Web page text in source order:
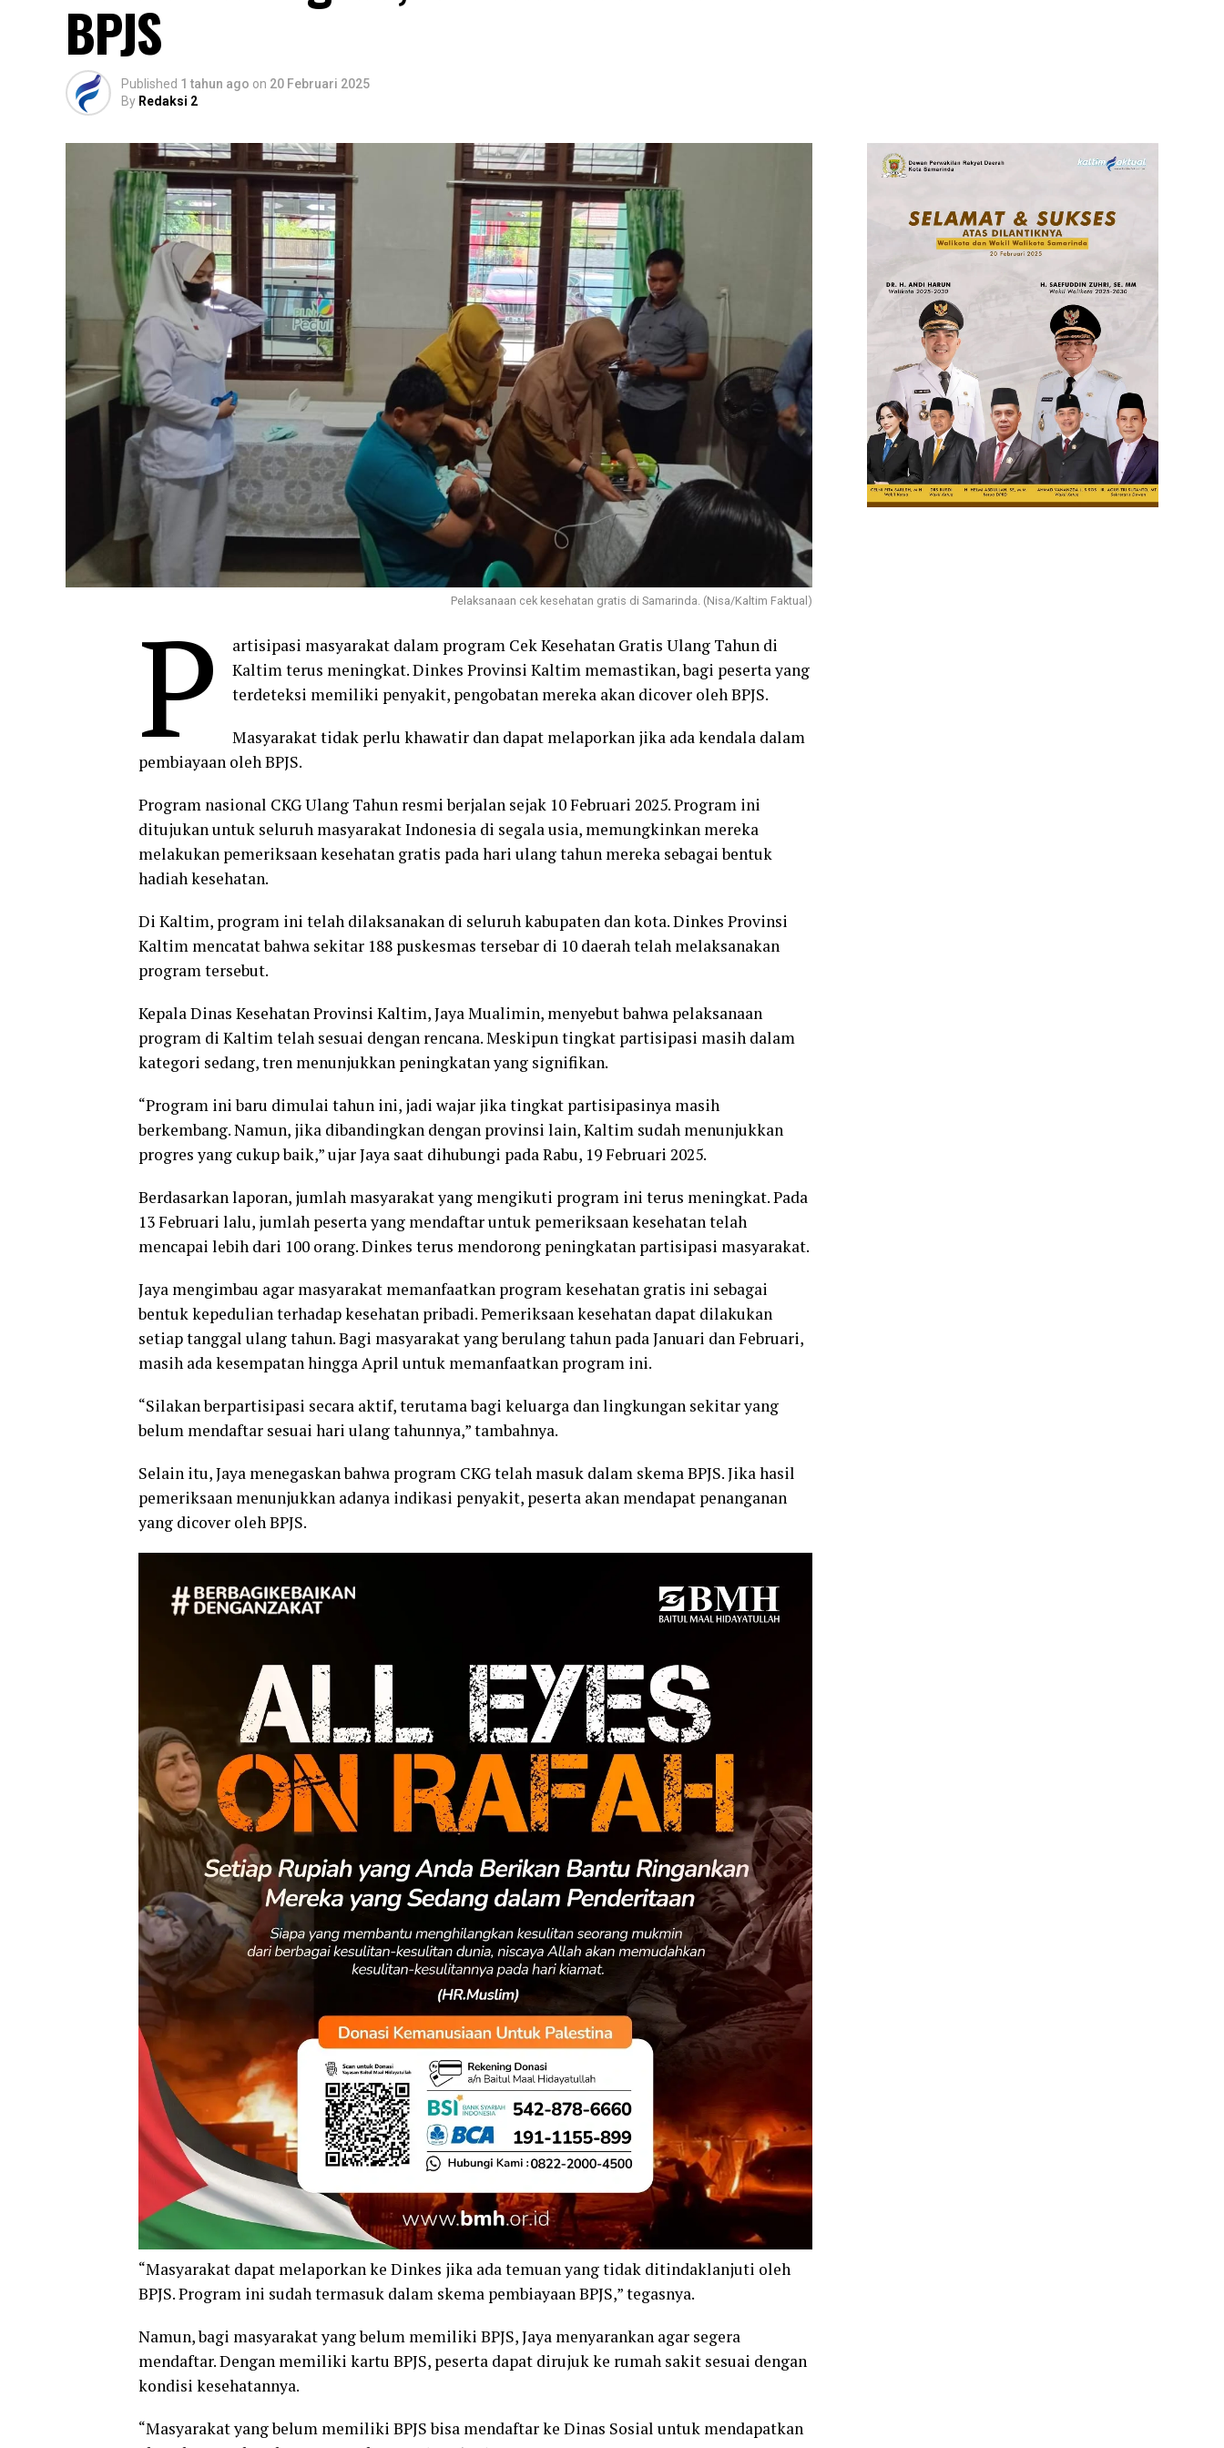
BPJS
Published 1 tahun ago on 20 Februari 2025
By Redaksi 2
Pelaksanaan cek kesehatan gratis di Samarinda. (Nisa/Kaltim Faktual)
P
artisipasi masyarakat dalam program Cek Kesehatan Gratis Ulang Tahun di
Kaltim terus meningkat. Dinkes Provinsi Kaltim memastikan, bagi peserta yang
terdeteksi memiliki penyakit, pengobatan mereka akan dicover oleh BPJS.
Masyarakat tidak perlu khawatir dan dapat melaporkan jika ada kendala dalam
pembiayaan oleh BPJS.
Program nasional CKG Ulang Tahun resmi berjalan sejak 10 Februari 2025. Program ini
ditujukan untuk seluruh masyarakat Indonesia di segala usia, memungkinkan mereka
melakukan pemeriksaan kesehatan gratis pada hari ulang tahun mereka sebagai bentuk
hadiah kesehatan.
Di Kaltim, program ini telah dilaksanakan di seluruh kabupaten dan kota. Dinkes Provinsi
Kaltim mencatat bahwa sekitar 188 puskesmas tersebar di 10 daerah telah melaksanakan
program tersebut.
Kepala Dinas Kesehatan Provinsi Kaltim, Jaya Mualimin, menyebut bahwa pelaksanaan
program di Kaltim telah sesuai dengan rencana. Meskipun tingkat partisipasi masih dalam
kategori sedang, tren menunjukkan peningkatan yang signifikan.
“Program ini baru dimulai tahun ini, jadi wajar jika tingkat partisipasinya masih
berkembang. Namun, jika dibandingkan dengan provinsi lain, Kaltim sudah menunjukkan
progres yang cukup baik,” ujar Jaya saat dihubungi pada Rabu, 19 Februari 2025.
Berdasarkan laporan, jumlah masyarakat yang mengikuti program ini terus meningkat. Pada
13 Februari lalu, jumlah peserta yang mendaftar untuk pemeriksaan kesehatan telah
mencapai lebih dari 100 orang. Dinkes terus mendorong peningkatan partisipasi masyarakat.
Jaya mengimbau agar masyarakat memanfaatkan program kesehatan gratis ini sebagai
bentuk kepedulian terhadap kesehatan pribadi. Pemeriksaan kesehatan dapat dilakukan
setiap tanggal ulang tahun. Bagi masyarakat yang berulang tahun pada Januari dan Februari,
masih ada kesempatan hingga April untuk memanfaatkan program ini.
“Silakan berpartisipasi secara aktif, terutama bagi keluarga dan lingkungan sekitar yang
belum mendaftar sesuai hari ulang tahunnya,” tambahnya.
Selain itu, Jaya menegaskan bahwa program CKG telah masuk dalam skema BPJS. Jika hasil
pemeriksaan menunjukkan adanya indikasi penyakit, peserta akan mendapat penanganan
yang dicover oleh BPJS.
“Masyarakat dapat melaporkan ke Dinkes jika ada temuan yang tidak ditindaklanjuti oleh
BPJS. Program ini sudah termasuk dalam skema pembiayaan BPJS,” tegasnya.
Namun, bagi masyarakat yang belum memiliki BPJS, Jaya menyarankan agar segera
mendaftar. Dengan memiliki kartu BPJS, peserta dapat dirujuk ke rumah sakit sesuai dengan
kondisi kesehatannya.
“Masyarakat yang belum memiliki BPJS bisa mendaftar ke Dinas Sosial untuk mendapatkan